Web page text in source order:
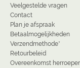
Veelgestelde vragen
Contact
Plan je afspraak
Betaalmogelijkheden
Verzendmethode*
Retourbeleid
Overeenkomst